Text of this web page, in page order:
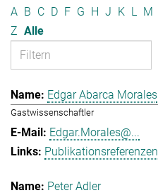
A B C D F G H J K L M
Z Alle
Edgar Abarca Morales
Gastwissenschaftler
Edgar.Morales@...
Publikationsreferenzen
Peter Adler